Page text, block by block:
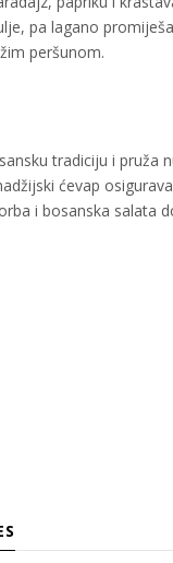
pa lagano
peršunom.
tradiciju i pruža
ćevap
i bosanska salata